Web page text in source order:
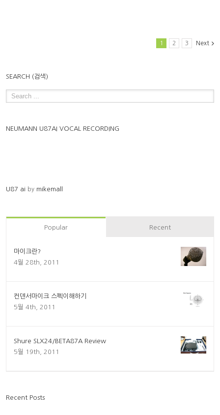
1 2 3 Next
SEARCH (검색)
NEUMANN U87AI VOCAL RECORDING
U87 ai by mikemall
Popular Recent
마이크란?
4월 28th, 2011
컨덴서마이크 스펙이해하기
5월 4th, 2011
Shure SLX24/BETA87A Review
5월 19th, 2011
Recent Posts